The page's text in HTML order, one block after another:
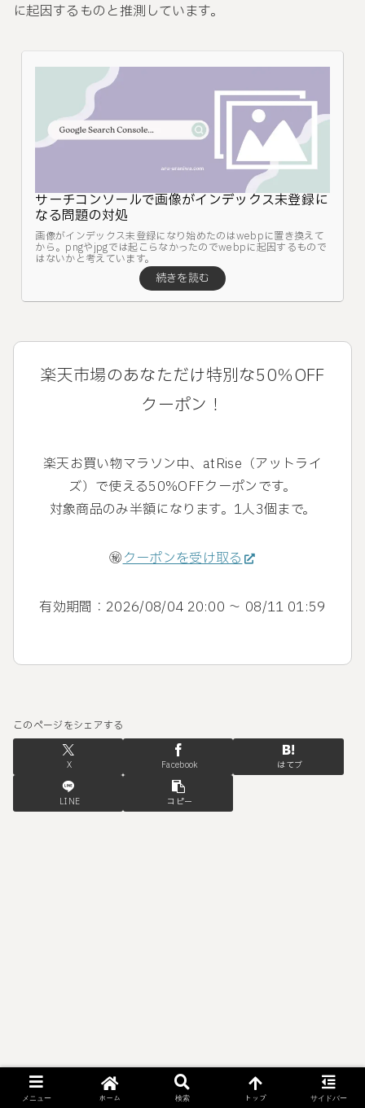
に起因するものと推測しています。
サーチコンソールで画像がインデックス未登録に
なる問題の対処
画像がインデックス未登録になり始めたのはwebpに置き換えて
から。pngやjpgでは起こらなかったのでwebpに起因するもので
はないかと考えています。
楽天市場のあなただけ特別な50％OFF
クーポン！
楽天お買い物マラソン中、atRise（アットライ
ズ）で使える50%OFFクーポンです。
対象商品のみ半額になります。1人3個まで。
㊙クーポンを受け取る
有効期間：2026/08/04 20:00 ～ 08/11 01:59
このページをシェアする
X Facebook はてブ
LINE コピー
メニュー ホーム 検索 トップ サイドバー